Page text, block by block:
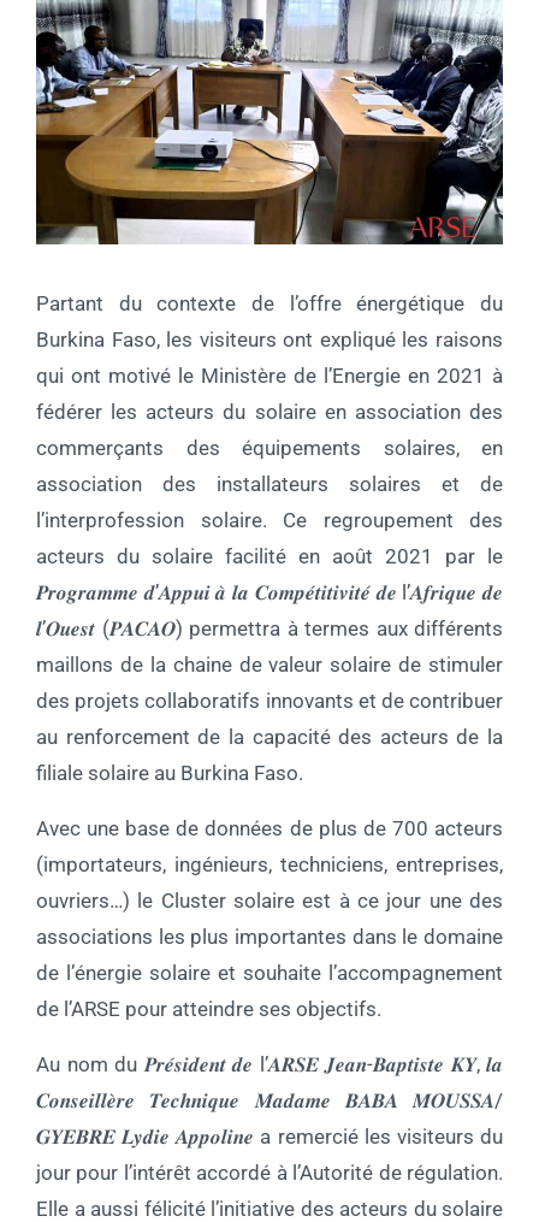
Partant du contexte de l’offre énergétique du
Burkina Faso, les visiteurs ont expliqué les raisons
qui ont motivé le Ministère de l’Energie en 2021 à
fédérer les acteurs du solaire en association des
commerçants des équipements solaires, en
association des installateurs solaires et de
l’interprofession solaire. Ce regroupement des
acteurs du solaire facilité en août 2021 par le
𝑷𝒓𝒐𝒈𝒓𝒂𝒎𝒎𝒆 𝒅’𝑨𝒑𝒑𝒖𝒊 𝒂̀ 𝒍𝒂 𝑪𝒐𝒎𝒑𝒆́𝒕𝒊𝒕𝒊𝒗𝒊𝒕𝒆́ 𝒅𝒆 l’𝑨𝒇𝒓𝒊𝒒𝒖𝒆 𝒅𝒆
𝒍’𝑶𝒖𝒆𝒔𝒕 (𝑷𝑨𝑪𝑨𝑶) permettra à termes aux différents
maillons de la chaine de valeur solaire de stimuler
des projets collaboratifs innovants et de contribuer
au renforcement de la capacité des acteurs de la
filiale solaire au Burkina Faso.
Avec une base de données de plus de 700 acteurs
(importateurs, ingénieurs, techniciens, entreprises,
ouvriers…) le Cluster solaire est à ce jour une des
associations les plus importantes dans le domaine
de l’énergie solaire et souhaite l’accompagnement
de l’ARSE pour atteindre ses objectifs.
Au nom du 𝑷𝒓𝒆́𝒔𝒊𝒅𝒆𝒏𝒕 𝒅𝒆 l’𝑨𝑹𝑺𝑬 𝑱𝒆𝒂𝒏-𝑩𝒂𝒑𝒕𝒊𝒔𝒕𝒆 𝑲𝒀, 𝒍𝒂
𝑪𝒐𝒏𝒔𝒆𝒊𝒍𝒍𝒆̀𝒓𝒆 𝑻𝒆𝒄𝒉𝒏𝒊𝒒𝒖𝒆 𝑴𝒂𝒅𝒂𝒎𝒆 𝑩𝑨𝑩𝑨 𝑴𝑶𝑼𝑺𝑺𝑨/
𝑮𝒀𝑬𝑩𝑹𝑬 𝑳𝒚𝒅𝒊𝒆 𝑨𝒑𝒑𝒐𝒍𝒊𝒏𝒆 a remercié les visiteurs du
jour pour l’intérêt accordé à l’Autorité de régulation.
Elle a aussi félicité l’initiative des acteurs du solaire